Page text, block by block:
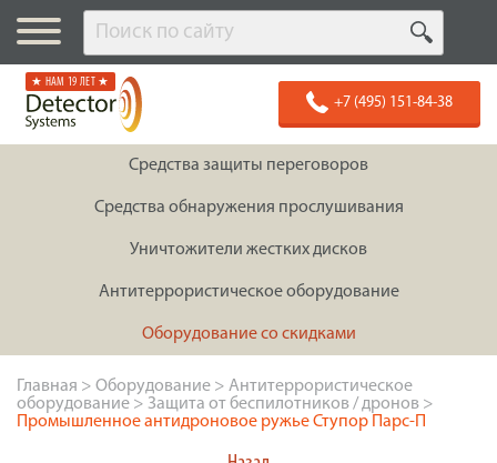
★ НАМ 19 ЛЕТ ★
+7 (495) 151-84-38
Средства защиты переговоров
Средства обнаружения прослушивания
Уничтожители жестких дисков
Антитеррористическое оборудование
Оборудование со скидками
Главная > Оборудование > Антитеррористическое
оборудование > Защита от беспилотников / дронов >
Промышленное антидроновое ружье Ступор Парс-П